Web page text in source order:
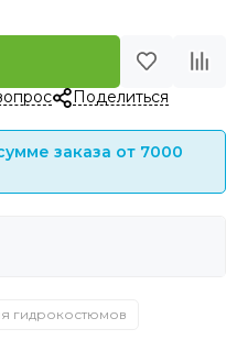
Поделиться
заказа от 7000
гидрокостюмов